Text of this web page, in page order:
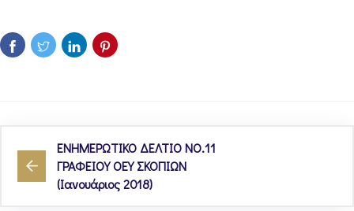
ΕΝΗΜΕΡΩΤΙΚΟ ΔΕΛΤΙΟ ΝΟ.11
ΓΡΑΦΕΙΟΥ ΟΕΥ ΣΚΟΠΙΩΝ
(Ιανουάριος 2018)